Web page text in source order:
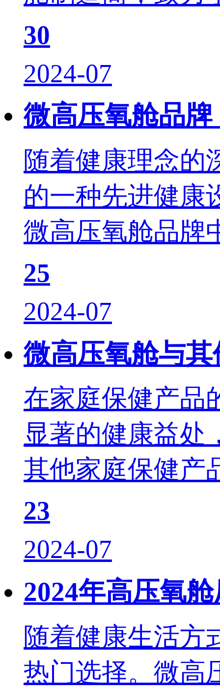
30
2024-07
微高压氧舱品
随着健康理念的
的一种先进健康
微高压氧舱品牌
25
2024-07
微高压氧舱与
在家庭保健产品
显著的健康益处
其他家庭保健产
23
2024-07
2024年高压氧
随着健康生活方
热门选择。微高